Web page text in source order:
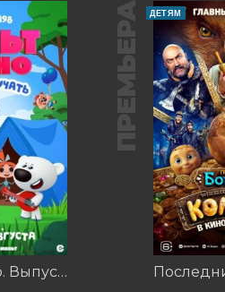
МУЛЬТ в кино. Выпуск №198. Некогда скучать
ПРЕМЬЕРА ДЕТЯМ